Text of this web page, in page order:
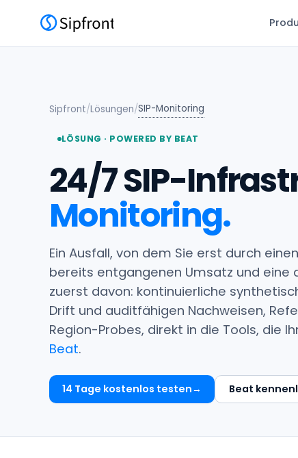
Sipfront/Lösungen/SIP-Monitoring
LÖSUNG · POWERED BY BEAT
24/7 SIP-
Monitoring.
Ein Ausfall, von dem Sie erst durch
bereits entgangenen Umsatz und eine
zuerst davon: kontinuierliche
Drift und auditfähigen Nachweisen,
Region-Probes, direkt in die Tools, die
Beat.
14 Tage kostenlos testen Beat